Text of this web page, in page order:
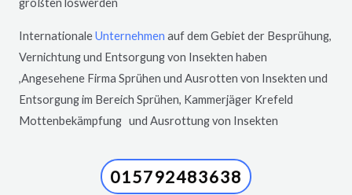
größten loswerden
InternationaleUnternehmen auf dem Gebiet der Besprühung,
Vernichtung und Entsorgung von Insekten haben
,Angesehene Firma Sprühen und Ausrotten von Insekten und
Entsorgung im Bereich Sprühen, Kammerjäger Krefeld
Mottenbekämpfung und Ausrottung von Insekten
015792483638